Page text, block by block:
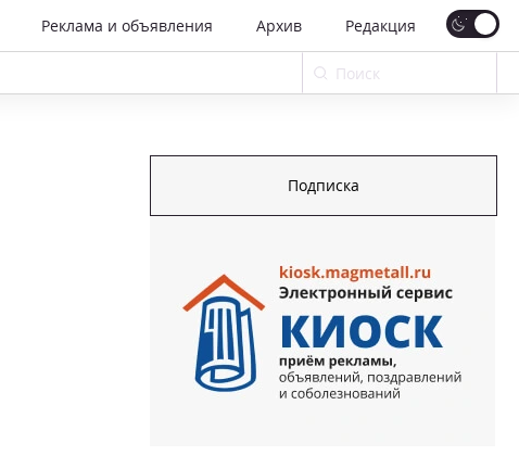
Реклама и объявления Архив Редакция
Подписка